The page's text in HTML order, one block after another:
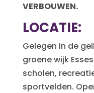
VERBOUWEN.
LOCATIE:
Gelegen in de
groene wijk
scholen,
sportvelden.